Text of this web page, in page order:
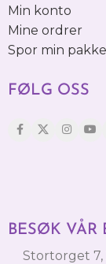
Min konto
Mine ordrer
Spor min pakke
FØLG OSS
BESØK VÅR
Stortorget